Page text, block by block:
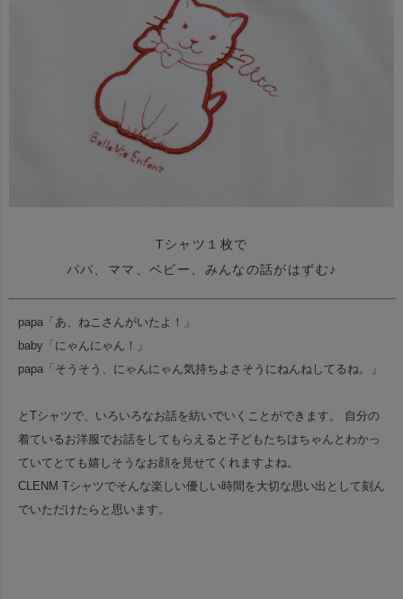
Tシャツ１枚で
パパ、ママ、ベビー、みんなの話がはずむ♪
papa「あ、ねこさんがいたよ！」
baby「にゃんにゃん！」
papa「そうそう、にゃんにゃん気持ちよさそうにねんねしてるね。」
とTシャツで、いろいろなお話を紡いでいくことができます。
自分の
着ているお洋服でお話をしてもらえると子どもたちはちゃんとわかっ
ていて とても嬉しそうなお顔を見せてくれますよね。
CLENM Tシャツでそんな楽しい優しい時間を大切な思い出として刻ん
でいただけたらと思います。